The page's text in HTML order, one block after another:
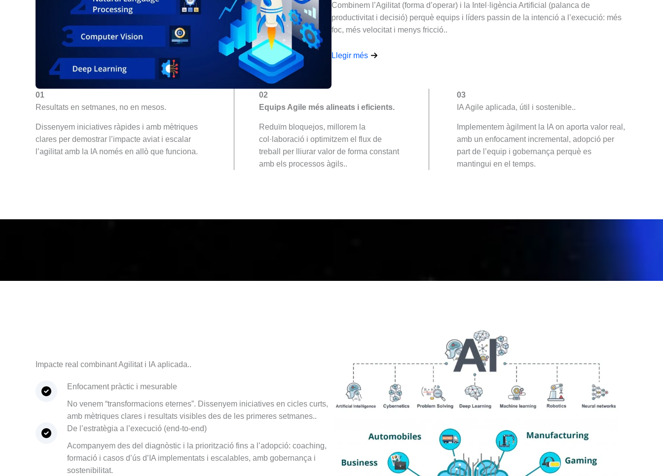
Combinem l’Agilitat (forma d’operar) i la Intel·ligència Artificial (palanca de
productivitat i decisió) perquè equips i líders passin de la intenció a l’execució: més
foc, més velocitat i menys fricció..
Llegir més
01
Resultats en setmanes, no en mesos.
Dissenyem iniciatives ràpides i amb mètriques
clares per demostrar l’impacte aviat i escalar
l’agilitat amb la IA només en allò que funciona.
02
Equips Agile més alineats i eficients.
Reduïm bloquejos, millorem la
col·laboració i optimitzem el flux de
treball per lliurar valor de forma constant
amb els processos àgils..
03
IA Agile aplicada, útil i sostenible..
Implementem àgilment la IA on aporta valor real,
amb un enfocament incremental, adopció per
part de l’equip i gobernança perquè es
mantingui en el temps.
Impacte real combinant Agilitat i IA aplicada..
Enfocament pràctic i mesurable
No venem “transformacions eternes”. Dissenyem iniciatives en cicles curts,
amb mètriques clares i resultats visibles des de les primeres setmanes..
De l’estratègia a l’execució (end-to-end)
Acompanyem des del diagnòstic i la priorització fins a l’adopció: coaching,
formació i casos d’ús d’IA implementats i escalables, amb gobernança i
sostenibilitat.